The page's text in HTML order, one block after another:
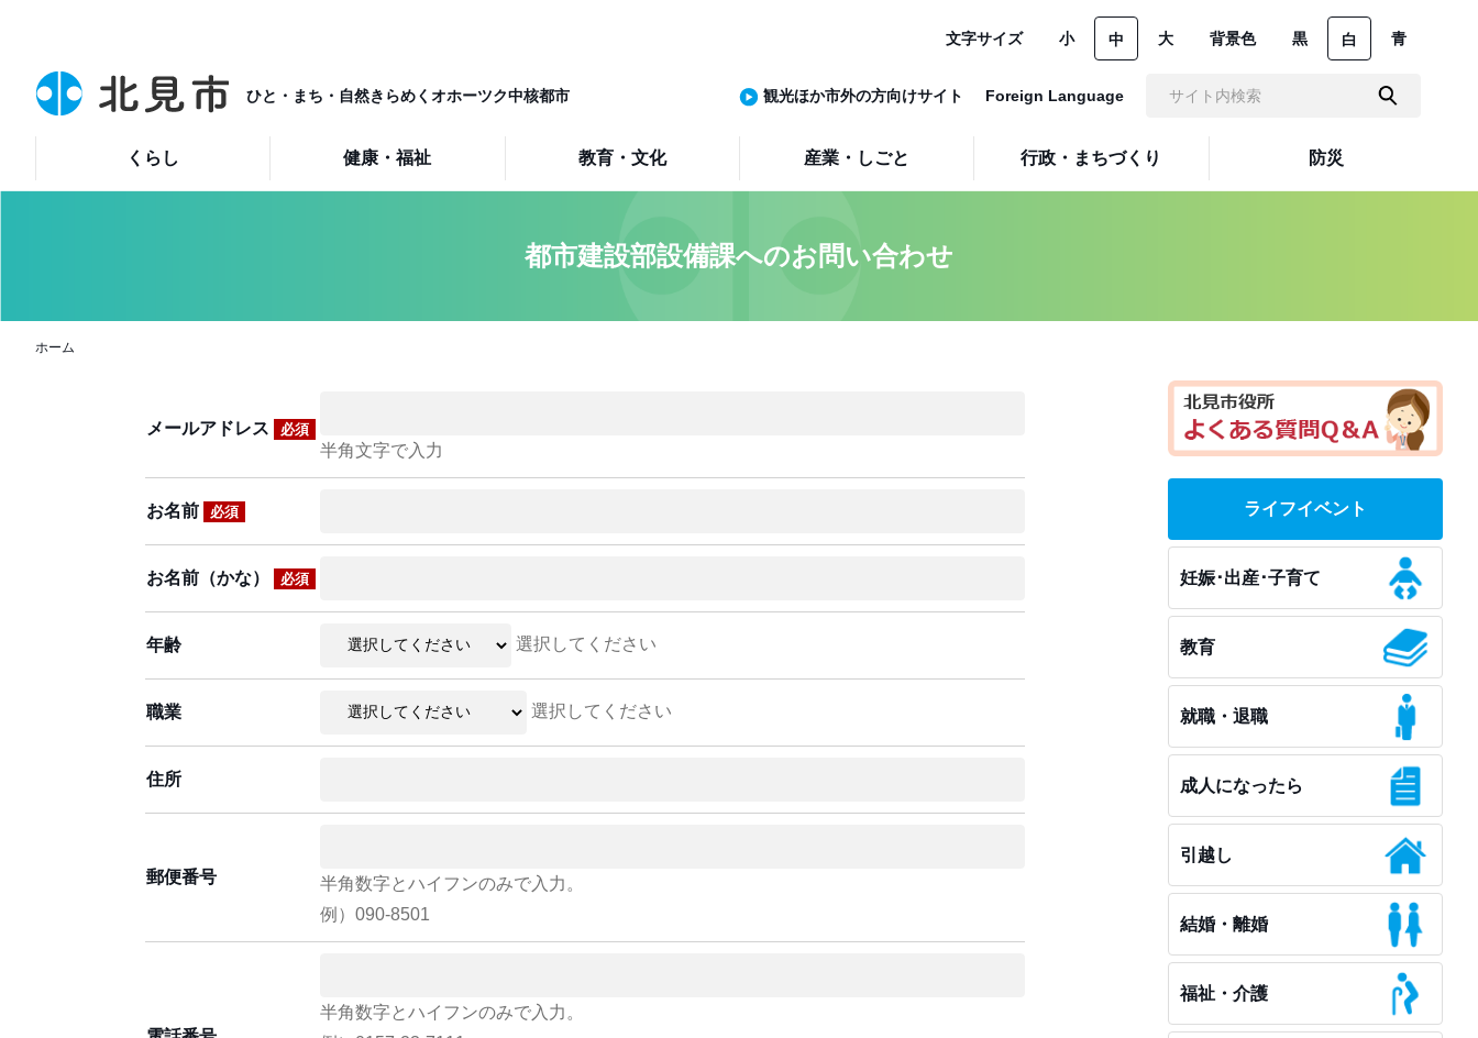
ひと・まち・自然きらめくオホーツク中核都市
くらし 健康・福祉 教育・文化 産業・しごと 行政・まちづくり 防災
文字サイズ 小 中 大 背景色 黒 白 青
観光ほか市外の方向けサイト Foreign Language
都市建設部設備課へのお問い合わせ
ホーム
メールアドレス 必須
半角文字で入力
お名前 必須
お名前（かな） 必須
年齢 選択してください
職業 選択してください
住所
郵便番号
半角数字とハイフンのみで入力。
例）090-8501
半角数字とハイフンのみで入力。
ライフイベント
妊娠･出産･子育て
教育
就職・退職
成人になったら
引越し
結婚・離婚
福祉・介護